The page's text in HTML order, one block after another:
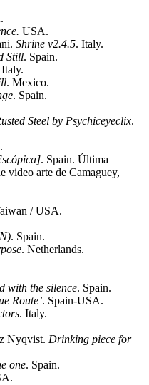
USA.
Shrine v2.4.5. Italy.
Still. Spain.
Italy.
. Mexico.
. Spain.
Steel by Psychiceyeclix.
. Spain. Última
video arte de Camaguey,
/ USA.
. Spain.
. Netherlands.
with the silence. Spain.
Route’. Spain-USA.
. Italy.
Nyqvist. Drinking piece for
one. Spain.